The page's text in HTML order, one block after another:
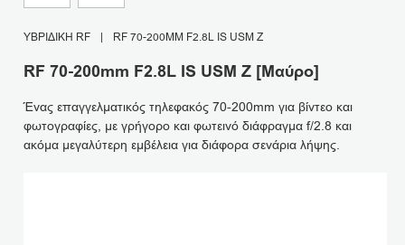
ΥΒΡΙΔΙΚΉ RF | RF 70-200MM F2.8L IS USM Z
RF 70-200mm F2.8L IS USM Z [Μαύρο]
Ένας επαγγελματικός τηλεφακός 70-200mm για βίντεο και
φωτογραφίες, με γρήγορο και φωτεινό διάφραγμα f/2.8 και
ακόμα μεγαλύτερη εμβέλεια για διάφορα σενάρια λήψης.